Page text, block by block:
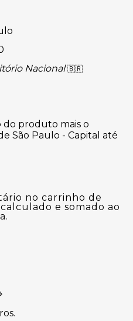
Nacional🇧🇷
do produto mais o
São Paulo - Capital até
no carrinho de
e somado ao